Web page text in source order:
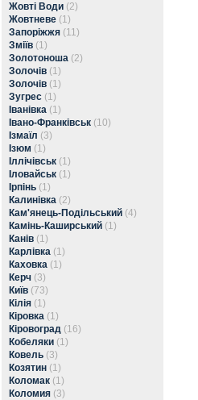
Жовті Води (2)
Жовтневе (1)
Запоріжжя (11)
Зміїв (1)
Золотоноша (2)
Золочів (1)
Золочів (1)
Зугрес (1)
Іванівка (1)
Івано-Франківськ (10)
Ізмаїл (3)
Ізюм (1)
Іллічівськ (1)
Іловайськ (1)
Ірпінь (1)
Калинівка (2)
Кам'янець-Подільський (4)
Камінь-Каширський (1)
Канів (1)
Карлівка (1)
Каховка (1)
Керч (3)
Київ (73)
Кілія (1)
Кіровка (1)
Кіровоград (16)
Кобеляки (1)
Ковель (3)
Козятин (1)
Коломак (1)
Коломия (3)